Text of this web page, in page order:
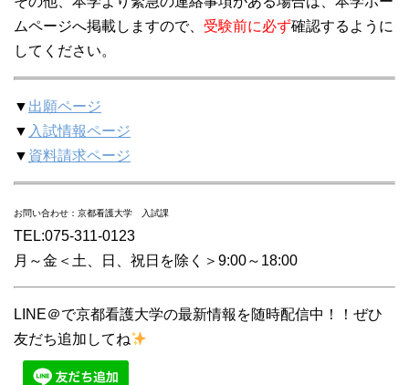
ムページへ掲載しますので、 受験前に必ず確認するように
してください。
▼ 出願ページ
▼ 入試情報ページ
▼ 資料請求ページ
お問い合わせ：京都看護大学 入試課
TEL:075-311-0123
月～金＜土、日、祝日を除く＞9:00～18:00
LINE＠で京都看護大学の最新情報を随時配信中！！ぜひ
友だち追加してね